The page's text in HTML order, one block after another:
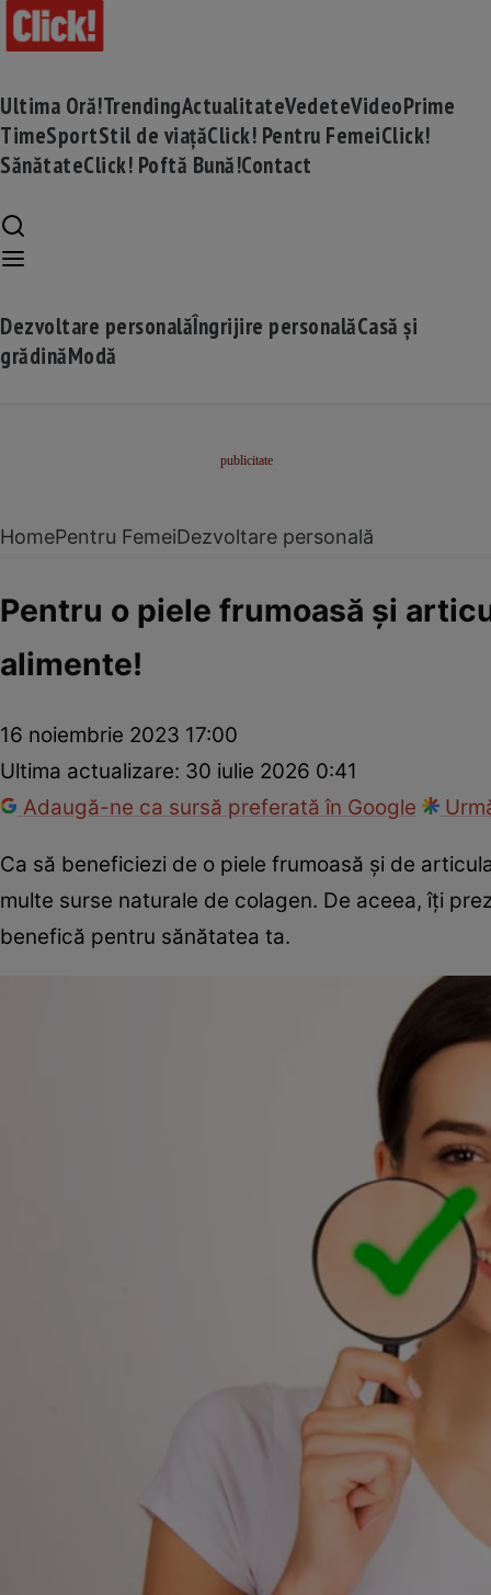
Ultima Oră!TrendingActualitateVedeteVideoPrime
TimeSportStil de viațăClick! Pentru FemeiClick!
SănătateClick! Poftă Bună!Contact
Dezvoltare personalăÎngrijire personalăCasă și
grădinăModă
HomePentru FemeiDezvoltare personală
Pentru o piele frumoasă și
alimente!
16 noiembrie 2023 17:00
Ultima actualizare: 30 iulie 2026 0:41
Adaugă-ne ca sursă preferată în Google
Ca să beneficiezi de o piele frumoasă și de
multe surse naturale de colagen. De aceea, îți
benefică pentru sănătatea ta.